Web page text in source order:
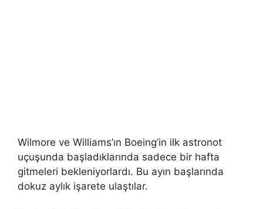
Wilmore ve Williams’ın Boeing’in ilk astronot
uçuşunda başladıklarında sadece bir hafta
gitmeleri bekleniyorlardı. Bu ayın başlarında
dokuz aylık işarete ulaştılar.